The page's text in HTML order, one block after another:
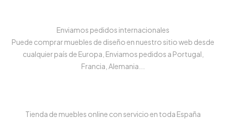
Enviamos pedidos internacionales
Puede comprar muebles de diseño en nuestro sitio web desde
cualquier país de Europa, Enviamos pedidos a Portugal,
Francia, Alemania...
Tienda de muebles online con servicio en toda España